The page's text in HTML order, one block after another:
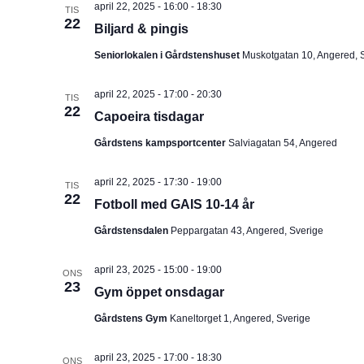
u
TIS
22 Biljard & pingis
april 22, 2025 - 16:00- 18:30
Seniorlokalen i Gårdstenshuset Muskotgatan 10, Angered,
TIS
22 Capoeira tisdagar
april 22, 2025 - 17:00- 20:30
Gårdstens kampsportcenter Salviagatan 54, Angered
TIS
22 Fotboll med GAIS 10-14 år
april 22, 2025 - 17:30- 19:00
Gårdstensdalen Peppargatan 43, Angered, Sverige
ONS
23 Gym öppet onsdagar
april 23, 2025 - 15:00- 19:00
Gårdstens Gym Kaneltorget 1, Angered, Sverige
ONS april 23, 2025 - 17:00- 18:30